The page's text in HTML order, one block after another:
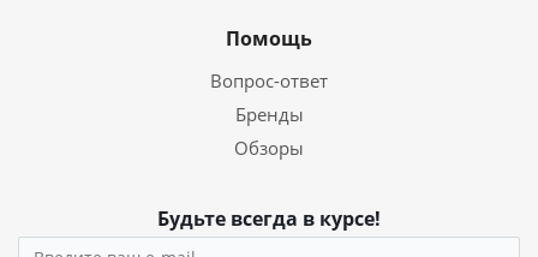
Помощь
Вопрос-ответ
Бренды
Обзоры
Будьте всегда в курсе!